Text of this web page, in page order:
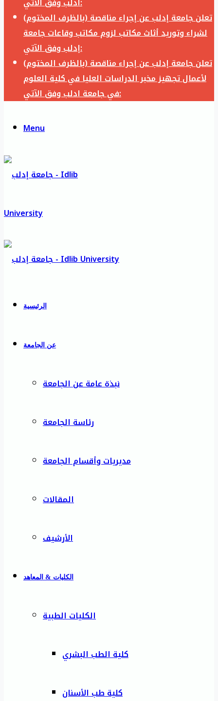
تعلن جامعة إدلب عن إجراء مناقصة (بالظرف المختوم)
لشراء وتوريد أثاث مكاتب لزوم مكاتب وقاعات جامعة
إدلب وفق الآتي:
تعلن جامعة إدلب عن إجراء مناقصة (بالظرف المختوم)
لأعمال تجهيز مخبر الدراسات العليا في كلية العلوم
في جامعة ادلب وفق الآتي:
Menu
الرئيسية
عن الجامعة
نبذة عامة عن الجامعة
رئاسة الجامعة
مديريات وأقسام الجامعة
المقالات
الأرشيف
الكليات & المعاهد
الكليات الطبية
كلية الطب البشري
كلية طب الأسنان